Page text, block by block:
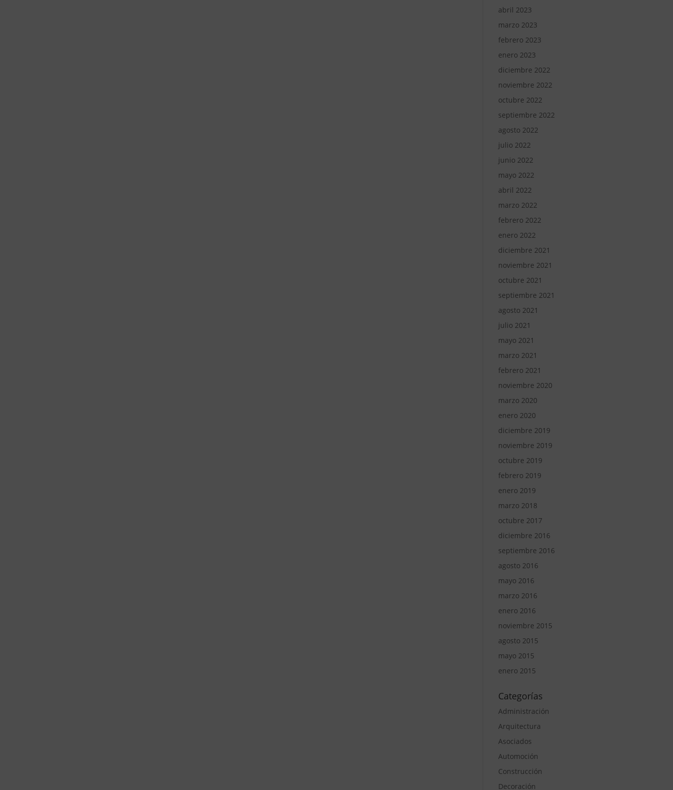
abril 2023
marzo 2023
febrero 2023
enero 2023
diciembre 2022
noviembre 2022
octubre 2022
septiembre 2022
agosto 2022
julio 2022
junio 2022
mayo 2022
abril 2022
marzo 2022
febrero 2022
enero 2022
diciembre 2021
noviembre 2021
octubre 2021
septiembre 2021
agosto 2021
julio 2021
mayo 2021
marzo 2021
febrero 2021
noviembre 2020
marzo 2020
enero 2020
diciembre 2019
noviembre 2019
octubre 2019
febrero 2019
enero 2019
marzo 2018
octubre 2017
diciembre 2016
septiembre 2016
agosto 2016
mayo 2016
marzo 2016
enero 2016
noviembre 2015
agosto 2015
mayo 2015
enero 2015
Categorías
Administración
Arquitectura
Asociados
Automoción
Construcción
Decoración